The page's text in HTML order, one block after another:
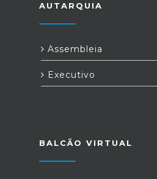
AUTARQUIA
Assembleia
Executivo
BALCÃO VIRTUAL